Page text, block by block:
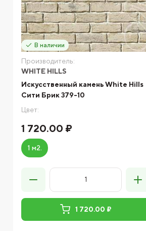
В наличии
Производитель:
WHITE HILLS
Искусственный камень White Hills
Сити Брик 379-10
Цвет:
1 720.00 ₽
1 м2.
1 720.00 ₽